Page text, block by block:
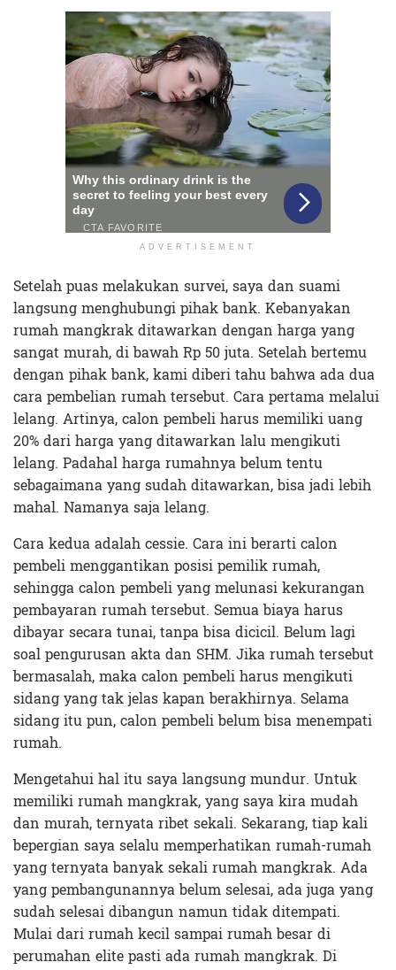
ADVERTISEMENT
Setelah puas melakukan survei, saya dan suami
langsung menghubungi pihak bank. Kebanyakan
rumah mangkrak ditawarkan dengan harga yang
sangat murah, di bawah Rp 50 juta. Setelah bertemu
dengan pihak bank, kami diberi tahu bahwa ada dua
cara pembelian rumah tersebut. Cara pertama melalui
lelang. Artinya, calon pembeli harus memiliki uang
20% dari harga yang ditawarkan lalu mengikuti
lelang. Padahal harga rumahnya belum tentu
sebagaimana yang sudah ditawarkan, bisa jadi lebih
mahal. Namanya saja lelang.
Cara kedua adalah cessie. Cara ini berarti calon
pembeli menggantikan posisi pemilik rumah,
sehingga calon pembeli yang melunasi kekurangan
pembayaran rumah tersebut. Semua biaya harus
dibayar secara tunai, tanpa bisa dicicil. Belum lagi
soal pengurusan akta dan SHM. Jika rumah tersebut
bermasalah, maka calon pembeli harus mengikuti
sidang yang tak jelas kapan berakhirnya. Selama
sidang itu pun, calon pembeli belum bisa menempati
rumah.
Mengetahui hal itu saya langsung mundur. Untuk
memiliki rumah mangkrak, yang saya kira mudah
dan murah, ternyata ribet sekali. Sekarang, tiap kali
bepergian saya selalu memperhatikan rumah-rumah
yang ternyata banyak sekali rumah mangkrak. Ada
yang pembangunannya belum selesai, ada juga yang
sudah selesai dibangun namun tidak ditempati.
Mulai dari rumah kecil sampai rumah besar di
perumahan elite pasti ada rumah mangkrak. Di